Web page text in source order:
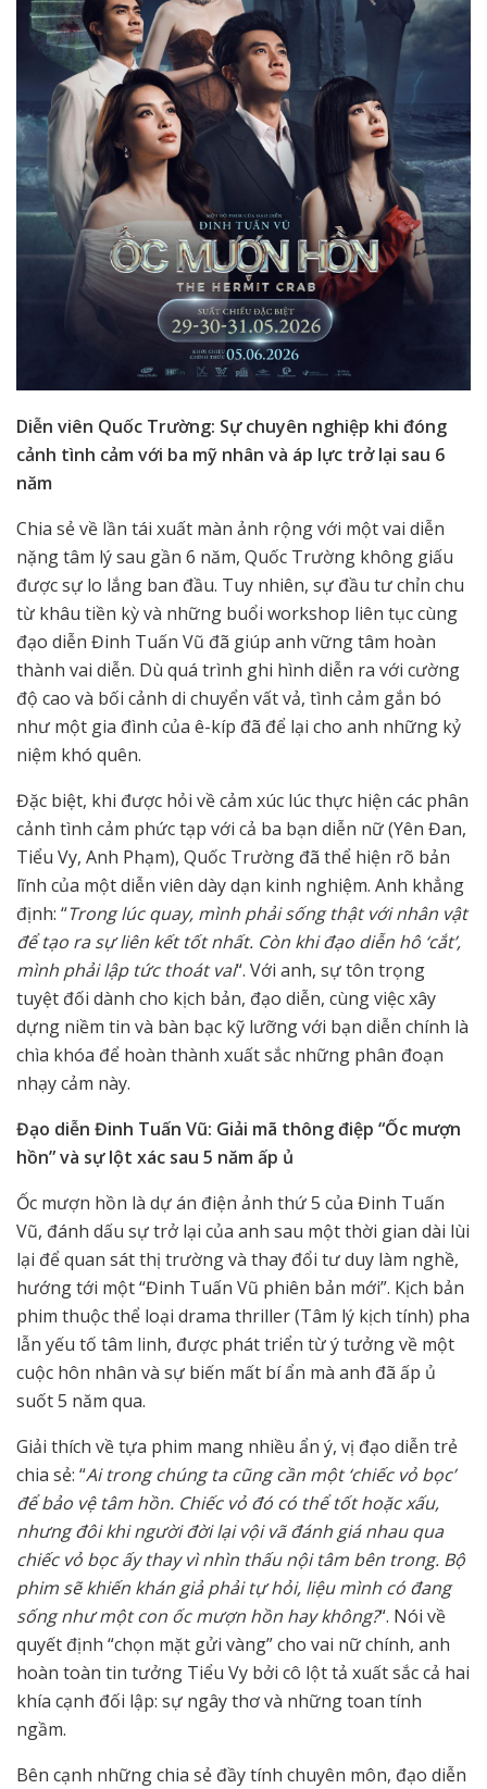
Diễn viên Quốc Trường: Sự chuyên nghiệp khi đóng
cảnh tình cảm với ba mỹ nhân và áp lực trở lại sau 6
năm
Chia sẻ về lần tái xuất màn ảnh rộng với một vai diễn
nặng tâm lý sau gần 6 năm, Quốc Trường không giấu
được sự lo lắng ban đầu. Tuy nhiên, sự đầu tư chỉn chu
từ khâu tiền kỳ và những buổi workshop liên tục cùng
đạo diễn Đinh Tuấn Vũ đã giúp anh vững tâm hoàn
thành vai diễn. Dù quá trình ghi hình diễn ra với cường
độ cao và bối cảnh di chuyển vất vả, tình cảm gắn bó
như một gia đình của ê-kíp đã để lại cho anh những kỷ
niệm khó quên.
Đặc biệt, khi được hỏi về cảm xúc lúc thực hiện các phân
cảnh tình cảm phức tạp với cả ba bạn diễn nữ (Yên Đan,
Tiểu Vy, Anh Phạm), Quốc Trường đã thể hiện rõ bản
lĩnh của một diễn viên dày dạn kinh nghiệm. Anh khẳng
định: “Trong lúc quay, mình phải sống thật với nhân vật
để tạo ra sự liên kết tốt nhất. Còn khi đạo diễn hô ‘cắt’,
mình phải lập tức thoát vai“. Với anh, sự tôn trọng
tuyệt đối dành cho kịch bản, đạo diễn, cùng việc xây
dựng niềm tin và bàn bạc kỹ lưỡng với bạn diễn chính là
chìa khóa để hoàn thành xuất sắc những phân đoạn
nhạy cảm này.
Đạo diễn Đinh Tuấn Vũ: Giải mã thông điệp “Ốc mượn
hồn” và sự lột xác sau 5 năm ấp ủ
Ốc mượn hồn là dự án điện ảnh thứ 5 của Đinh Tuấn
Vũ, đánh dấu sự trở lại của anh sau một thời gian dài lùi
lại để quan sát thị trường và thay đổi tư duy làm nghề,
hướng tới một “Đinh Tuấn Vũ phiên bản mới”. Kịch bản
phim thuộc thể loại drama thriller (Tâm lý kịch tính) pha
lẫn yếu tố tâm linh, được phát triển từ ý tưởng về một
cuộc hôn nhân và sự biến mất bí ẩn mà anh đã ấp ủ
suốt 5 năm qua.
Giải thích về tựa phim mang nhiều ẩn ý, vị đạo diễn trẻ
chia sẻ: “Ai trong chúng ta cũng cần một ‘chiếc vỏ bọc’
để bảo vệ tâm hồn. Chiếc vỏ đó có thể tốt hoặc xấu,
nhưng đôi khi người đời lại vội vã đánh giá nhau qua
chiếc vỏ bọc ấy thay vì nhìn thấu nội tâm bên trong. Bộ
phim sẽ khiến khán giả phải tự hỏi, liệu mình có đang
sống như một con ốc mượn hồn hay không?“. Nói về
quyết định “chọn mặt gửi vàng” cho vai nữ chính, anh
hoàn toàn tin tưởng Tiểu Vy bởi cô lột tả xuất sắc cả hai
khía cạnh đối lập: sự ngây thơ và những toan tính
ngầm.
Bên cạnh những chia sẻ đầy tính chuyên môn, đạo diễn